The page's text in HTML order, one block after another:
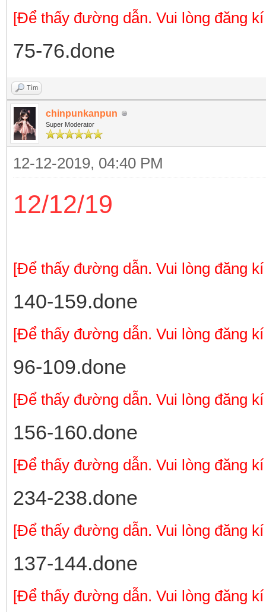
[Để thấy đường dẫn. Vui lòng đăng
75-76.done
Tìm
chinpunkanpun
Super Moderator
12-12-2019, 04:40 PM
12/12/19
[Để thấy đường dẫn. Vui lòng đăng
140-159.done
[Để thấy đường dẫn. Vui lòng đăng
96-109.done
[Để thấy đường dẫn. Vui lòng đăng
156-160.done
[Để thấy đường dẫn. Vui lòng đăng
234-238.done
[Để thấy đường dẫn. Vui lòng đăng
137-144.done
[Để thấy đường dẫn. Vui lòng đăng